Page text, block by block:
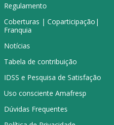
Regulamento
Coberturas | Coparticipação|
Franquia
Notícias
Tabela de contribuição
IDSS e Pesquisa de Satisfação
Uso consciente Amafresp
Dúvidas Frequentes